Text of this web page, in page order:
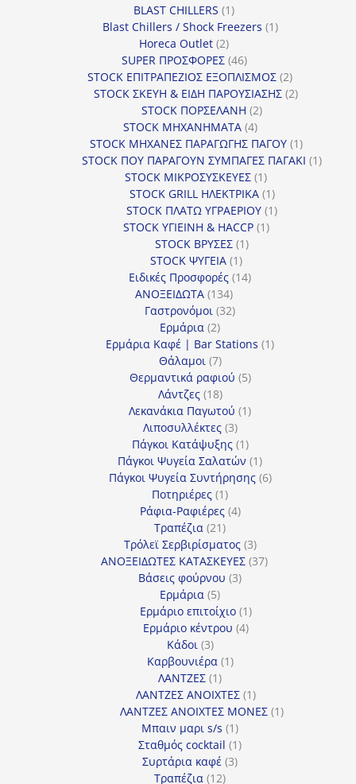
BLAST CHILLERS 11
προϊόν
Blast Chillers / Shock Freezers 11
Horeca Outlet 22
προϊόντα
SUPER ΠΡΟΣΦΟΡΕΣ 4646
προϊόντα
STOCK ΕΠΙΤΡΑΠΕΖΙΟΣ ΕΞΟΠΛΙΣΜΟΣ 22
προϊόντα
STOCK ΣΚΕΥΗ & ΕΙΔΗ ΠΑΡΟΥΣΙΑΣΗΣ 22
STOCK ΠΟΡΣΕΛΑΝΗ 22
STOCK ΜΗΧΑΝΗΜΑΤΑ 44
προϊόντα
STOCK ΜΗΧΑΝΕΣ ΠΑΡΑΓΩΓΗΣ ΠΑΓΟΥ 11
προϊόν
STOCK ΠΟΥ ΠΑΡΑΓΟΥΝ ΣΥΜΠΑΓΕΣ ΠΑΓΑΚΙ 11
STOCK ΜΙΚΡΟΣΥΣΚΕΥΕΣ 11
προϊόν
STOCK GRILL ΗΛΕΚΤΡΙΚΑ 11
προϊόν
STOCK ΠΛΑΤΩ ΥΓΡΑΕΡΙΟΥ 11
STOCK ΥΓΙΕΙΝΗ & HACCP 11
STOCK ΒΡΥΣΕΣ 11
STOCK ΨΥΓΕΙΑ 11
προϊόν
Ειδικές Προσφορές 1414
ΑΝΟΞΕΙΔΩΤΑ 134134
προϊόντα
Γαστρονόμοι 3232
Ερμάρια 22
προϊόντα
Ερμάρια Καφέ | Bar Stations 11
Θάλαμοι 77
προϊόντα
Θερμαντικά ραφιού 55
Λάντζες 1818
προϊόντα
Λεκανάκια Παγωτού 11
Λιποσυλλέκτες 33
προϊόντα
Πάγκοι Κατάψυξης 11
προϊόν
Πάγκοι Ψυγεία Σαλατών 11
προϊόν
Πάγκοι Ψυγεία Συντήρησης 66
Ποτηριέρες 11
προϊόν
Ράφια-Ραφιέρες 44
Τραπέζια 2121
προϊόντα
Τρόλεϊ Σερβιρίσματος 33
προϊόντα
ΑΝΟΞΕΙΔΩΤΕΣ ΚΑΤΑΣΚΕΥΕΣ 3737
Βάσεις φούρνου 33
Ερμάρια 55
προϊόντα
Ερμάριο επιτοίχιο 11
προϊόν
Ερμάριο κέντρου 44
Κάδοι 33
προϊόντα
Καρβουνιέρα 11
ΛΑΝΤΖΕΣ 11
προϊόν
ΛΑΝΤΖΕΣ ΑΝΟΙΧΤΕΣ 11
προϊόν
ΛΑΝΤΖΕΣ ΑΝΟΙΧΤΕΣ ΜΟΝΕΣ 11
Μπαιν μαρι s/s 11
προϊόν
Σταθμός cocktail 11
Συρτάρια καφέ 33
Τραπέζια 1212